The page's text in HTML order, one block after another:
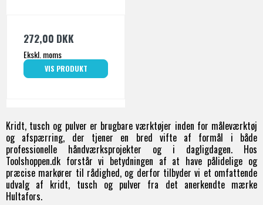
272,00 DKK
Ekskl. moms
VIS PRODUKT
Kridt, tusch og pulver er brugbare værktøjer inden for måleværktøj
og afspærring, der tjener en bred vifte af formål i både
professionelle håndværksprojekter og i dagligdagen. Hos
Toolshoppen.dk forstår vi betydningen af at have pålidelige og
præcise markører til rådighed, og derfor tilbyder vi et omfattende
udvalg af kridt, tusch og pulver fra det anerkendte mærke
Hultafors.